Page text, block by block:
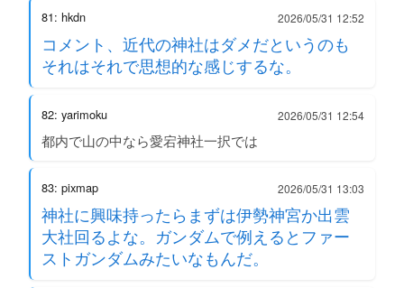
81: hkdn 2026/05/31 12:52
コメント、近代の神社はダメだというのも
それはそれで思想的な感じするな。
82: yarimoku 2026/05/31 12:54
都内で山の中なら愛宕神社一択では
83: pixmap 2026/05/31 13:03
神社に興味持ったらまずは伊勢神宮か出雲
大社回るよな。ガンダムで例えるとファー
ストガンダムみたいなもんだ。